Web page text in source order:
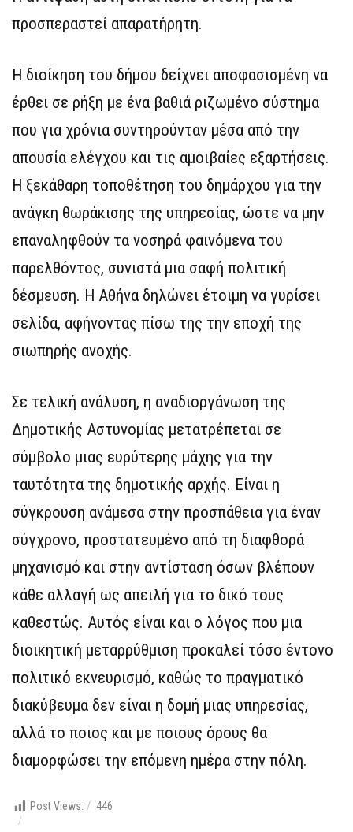
προσπεραστεί απαρατήρητη.
Η διοίκηση του δήμου δείχνει αποφασισμένη να
έρθει σε ρήξη με ένα βαθιά ριζωμένο σύστημα
που για χρόνια συντηρούνταν μέσα από την
απουσία ελέγχου και τις αμοιβαίες εξαρτήσεις.
Η ξεκάθαρη τοποθέτηση του δημάρχου για την
ανάγκη θωράκισης της υπηρεσίας, ώστε να μην
επαναληφθούν τα νοσηρά φαινόμενα του
παρελθόντος, συνιστά μια σαφή πολιτική
δέσμευση. Η Αθήνα δηλώνει έτοιμη να γυρίσει
σελίδα, αφήνοντας πίσω της την εποχή της
σιωπηρής ανοχής.
Σε τελική ανάλυση, η αναδιοργάνωση της
Δημοτικής Αστυνομίας μετατρέπεται σε
σύμβολο μιας ευρύτερης μάχης για την
ταυτότητα της δημοτικής αρχής. Είναι η
σύγκρουση ανάμεσα στην προσπάθεια για έναν
σύγχρονο, προστατευμένο από τη διαφθορά
μηχανισμό και στην αντίσταση όσων βλέπουν
κάθε αλλαγή ως απειλή για το δικό τους
καθεστώς. Αυτός είναι και ο λόγος που μια
διοικητική μεταρρύθμιση προκαλεί τόσο έντονο
πολιτικό εκνευρισμό, καθώς το πραγματικό
διακύβευμα δεν είναι η δομή μιας υπηρεσίας,
αλλά το ποιος και με ποιους όρους θα
διαμορφώσει την επόμενη ημέρα στην πόλη.
Post Views: 446